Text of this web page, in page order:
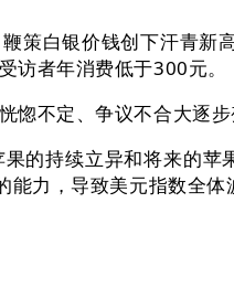
白银价钱创下汗青新
访者年消费低于300元。
不定、争议不合大逐步
持续立异和将来的
力，导致美元指数全